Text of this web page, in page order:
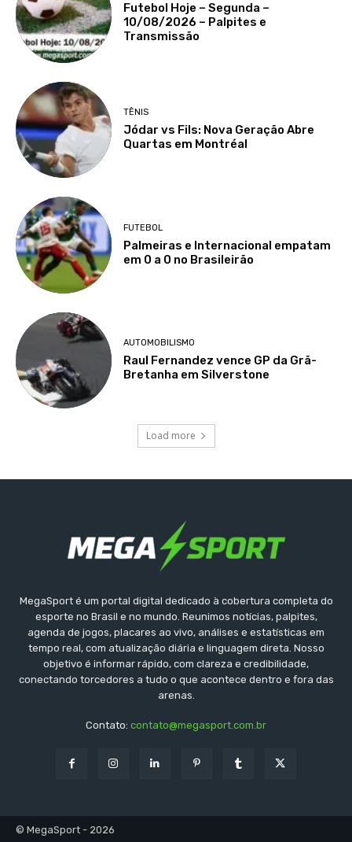
Futebol Hoje – Segunda –
10/08/2026 – Palpites e
Transmissão
TÊNIS
Jódar vs Fils: Nova Geração Abre
Quartas em Montréal
FUTEBOL
Palmeiras e Internacional empatam
em 0 a 0 no Brasileirão
AUTOMOBILISMO
Raul Fernandez vence GP da Grã-
Bretanha em Silverstone
Load more
MegaSport é um portal digital dedicado à cobertura completa do
esporte no Brasil e no mundo. Reunimos notícias, palpites,
agenda de jogos, placares ao vivo, análises e estatísticas em
tempo real, com atualização diária e linguagem direta. Nosso
objetivo é informar rápido, com clareza e credibilidade,
conectando torcedores a tudo o que acontece dentro e fora das
arenas.
Contato: contato@megasport.com.br
© MegaSport - 2026